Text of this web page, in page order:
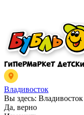
Владивосток
Вы здесь: Владивосток
Да, верно